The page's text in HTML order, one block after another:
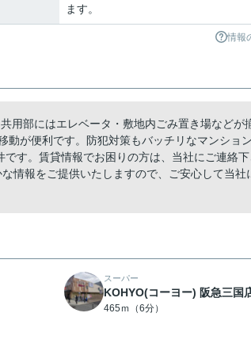
ます。
情報
用部にはエレベータ・敷地内ごみ置き場などが
動が便利です。防犯対策もバッチリなマンショ
す。賃貸情報でお困りの方は、当社にご連絡
情報をご提供いたしますので、ご安心して当社
スーパー
KOHYO(コーヨー) 阪急三国
465ｍ（6分）